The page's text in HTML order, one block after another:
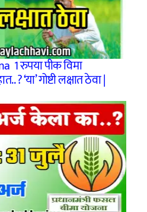
1 रुपया पीक विमा
‘या’ गोष्टी लक्षात ठेवा |